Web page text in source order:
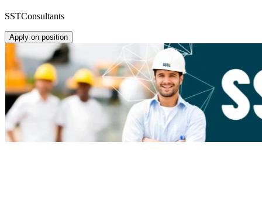
SSTConsultants
Apply on position